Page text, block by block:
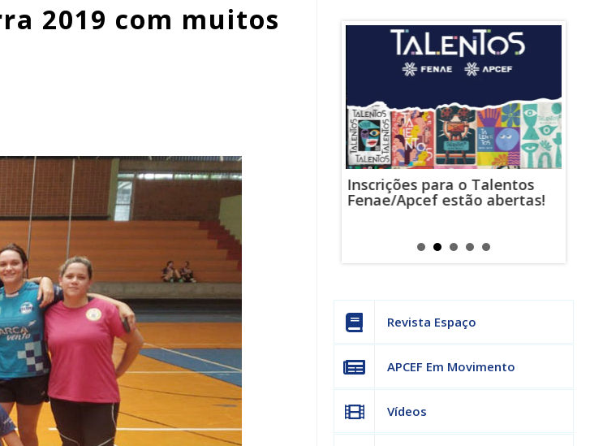
2019 com muitos
da Apcef
invista em saúde
de lazer!
Alerta: golpistas usam
WhatsApp e e-mail para
enviar falsas mensagens
sobre processos judiciais
Inscrições para o Talentos
Fenae/Apcef estão abertas!
Revista Espaço
APCEF Em Movimento
Vídeos